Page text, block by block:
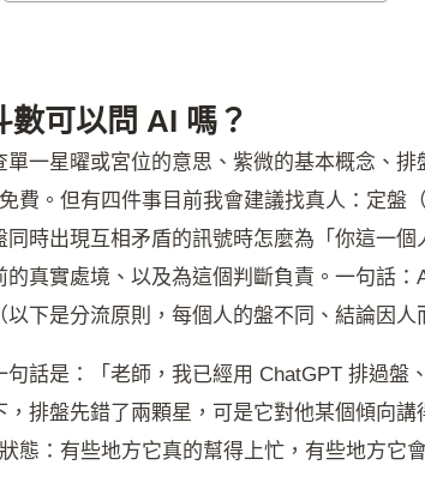
可以問 AI 嗎？
單一星曜或宮位的意思、紫微的基本概念、排
費。但有四件事目前我會建議找真人：定盤
時出現互相矛盾的訊號時怎麼為「你這一個
的真實處境、以及為這個判斷負責。一句話
下是分流原則，每個人的盤不同、結論因人
話是：「老師，我已經用 ChatGPT 排過盤
排盤先錯了兩顆星，可是它對他某個傾向
態：有些地方它真的幫得上忙，有些地方它